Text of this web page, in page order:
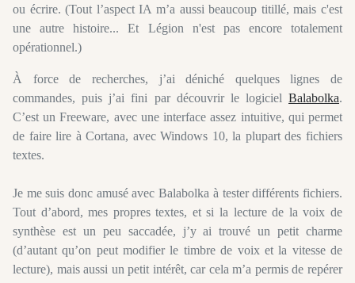
ou écrire. (Tout l’aspect IA m’a aussi beaucoup titillé, mais c'est
une autre histoire... Et Légion n'est pas encore totalement
opérationnel.)
À force de recherches, j’ai déniché quelques lignes de
commandes, puis j’ai fini par découvrir le logiciel Balabolka.
C’est un Freeware, avec une interface assez intuitive, qui permet
de faire lire à Cortana, avec Windows 10, la plupart des fichiers
textes.
Je me suis donc amusé avec Balabolka à tester différents fichiers.
Tout d’abord, mes propres textes, et si la lecture de la voix de
synthèse est un peu saccadée, j’y ai trouvé un petit charme
(d’autant qu’on peut modifier le timbre de voix et la vitesse de
lecture), mais aussi un petit intérêt, car cela m’a permis de repérer